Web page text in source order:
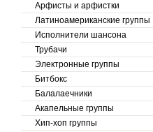
Арфисты и арфистки
Латиноамериканские группы
Исполнители шансона
Трубачи
Электронные группы
Битбокс
Балалаечники
Акапельные группы
Хип-хоп группы